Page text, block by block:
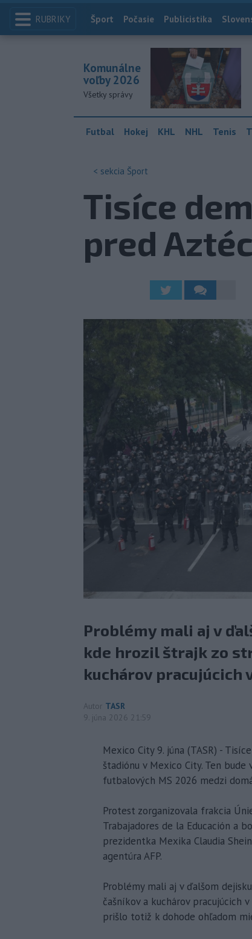
RUBRIKY Index
Šport Počasie Publicistika
Komunálne
voľby 2026
Všetky správy
Futbal Hokej KHL NHL Tenis
< sekcia Šport
Tisíce
pred
Problémy mali aj v
kde hrozil štrajk zo
kuchárov pracujúcich
Autor TASR
9. júna 2026 21:59
Mexico City 9. júna (TASR) -
štadiónu v Mexico City. Ten
futbalových MS 2026 medzi
Protest zorganizovala frakcia
Trabajadores de la Educación a
prezidentka Mexika Claudia
agentúra AFP.
Problémy mali aj v ďalšom
čašníkov a kuchárov pracujúcich
prišlo totiž k dohode ohľadom